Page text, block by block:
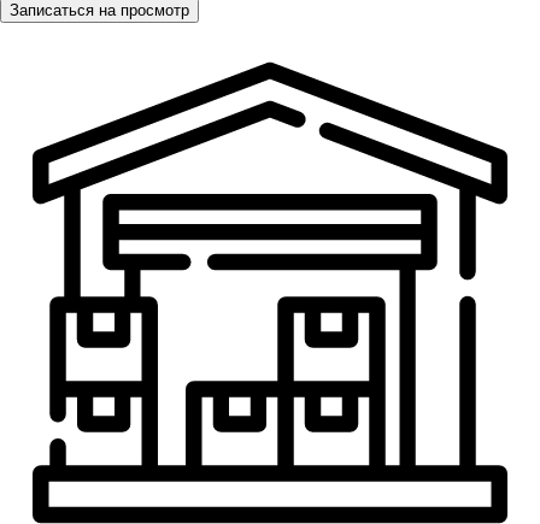
Записаться на просмотр